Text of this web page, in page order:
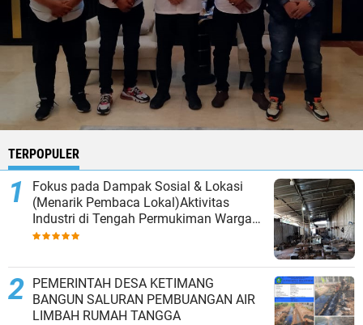
TERPOPULER
Fokus pada Dampak Sosial & Lokasi
(Menarik Pembaca Lokal)Aktivitas
Industri di Tengah Permukiman Warga
Tarik-Balongbendo Sorot Mata, Diduga
Untuk Turun
PEMERINTAH DESA KETIMANG
BANGUN SALURAN PEMBUANGAN AIR
LIMBAH RUMAH TANGGA